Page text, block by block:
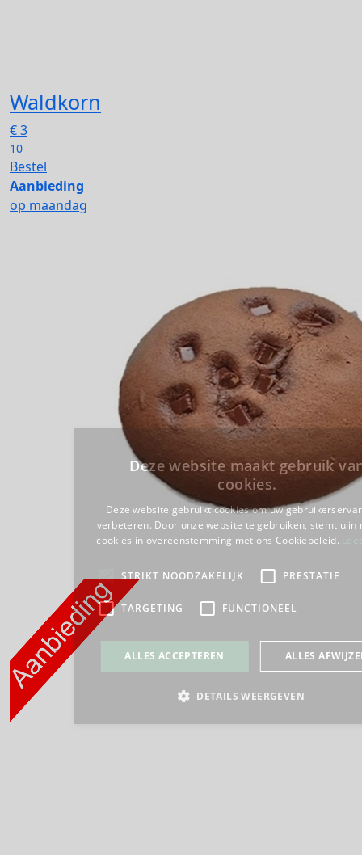
Waldkorn
€3
10
Bestel
Aanbieding
op maandag